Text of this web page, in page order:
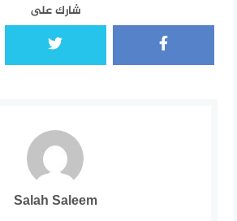
شارك على
Salah Saleem